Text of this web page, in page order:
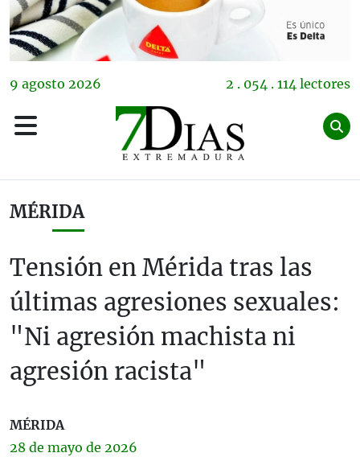
9 agosto 2026 2 . 054 . 114 lectores
MÉRIDA
Tensión en Mérida tras las
últimas agresiones sexuales:
"Ni agresión machista ni
agresión racista"
MÉRIDA
28 de mayo de 2026